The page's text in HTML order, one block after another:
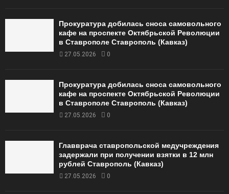
Прокуратура добилась сноса самовольного
кафе на проспекте Октябрьской Революции
в Ставрополе Ставрополь (Кавказ)
27.05.2026 0
Прокуратура добилась сноса самовольного
кафе на проспекте Октябрьской Революции
в Ставрополе Ставрополь (Кавказ)
27.05.2026 0
Главврача ставропольской медучреждения
задержали при получении взятки в 12 млн
рублей Ставрополь (Кавказ)
27.05.2026 0